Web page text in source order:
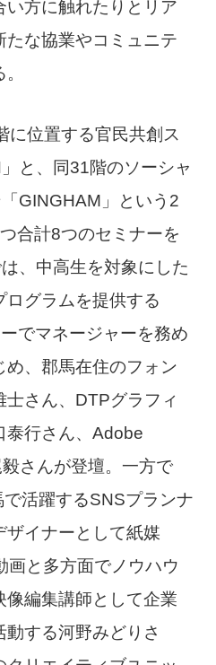
い方に触れたりとリア
たな協業やコミュニテ
に位置する官民共創ス
と、同31階のソーシャ
GINGHAM」という2
合計8つのセミナーを
、中高生を対象にした
グラムを提供する
でマネージャーを務め
め、郡馬在住のフォン
士さん、DTPグラフィ
泰行さん、Adobe
さんが登壇。一方で
活躍するSNSプランナ
ザイナーとして紙媒
画と多方面でノウハウ
像編集講師として企業
する河野みどりさ